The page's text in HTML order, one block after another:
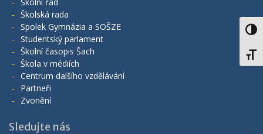
Školská rada
Spolek Gymnázia a SOŠZE
Studentský parlament
Školní časopis Šach
Škola v médiích
Centrum dalšího vzdělávání
Partneři
Zvonění
Sledujte nás